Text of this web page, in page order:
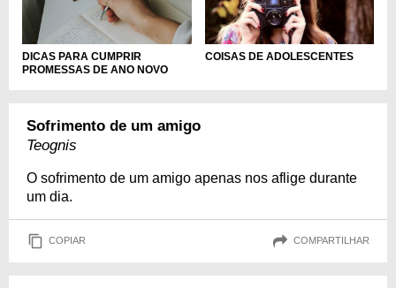
DICAS PARA CUMPRIR
PROMESSAS DE ANO NOVO
COISAS DE ADOLESCENTES
Sofrimento de um amigo
Teognis
O sofrimento de um amigo apenas nos aflige durante
um dia.
COPIAR COMPARTILHAR